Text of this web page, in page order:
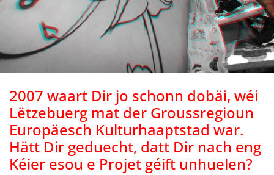
2007 waart Dir jo schonn dobäi, wéi
Lëtzebuerg mat der Groussregioun
Europäesch Kulturhaaptstad war.
Hätt Dir geduecht, datt Dir nach eng
Kéier esou e Projet géift unhuelen?